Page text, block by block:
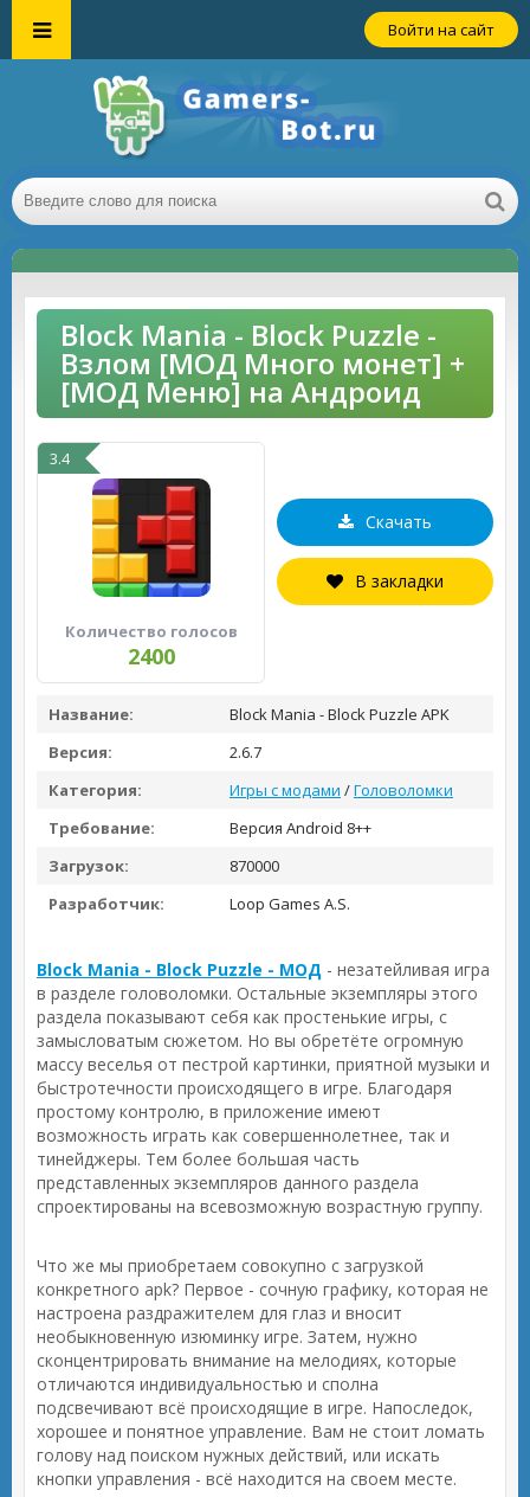
Войти на сайт
Block Mania - Block Puzzle -
Взлом [МОД Много монет] +
[МОД Меню] на Андроид
3.4
Количество голосов
2400
Скачать
В закладки
Название:
Block Mania - Block Puzzle APK
Версия:
2.6.7
Категория:
Игры с модами /Головоломки
Требование:
Версия Android 8++
Загрузок:
870000
Разработчик:
Loop Games A.S.
Block Mania - Block Puzzle - МОД - незатейливая игра
в разделе головоломки. Остальные экземпляры этого
раздела показывают себя как простенькие игры, с
замысловатым сюжетом. Но вы обретёте огромную
массу веселья от пестрой картинки, приятной музыки и
быстротечности происходящего в игре. Благодаря
простому контролю, в приложение имеют
возможность играть как совершеннолетнее, так и
тинейджеры. Тем более большая часть
представленных экземпляров данного раздела
спроектированы на всевозможную возрастную группу.
Что же мы приобретаем совокупно с загрузкой
конкретного apk? Первое - сочную графику, которая не
настроена раздражителем для глаз и вносит
необыкновенную изюминку игре. Затем, нужно
сконцентрировать внимание на мелодиях, которые
отличаются индивидуальностью и сполна
подсвечивают всё происходящие в игре. Напоследок,
хорошее и понятное управление. Вам не стоит ломать
голову над поиском нужных действий, или искать
кнопки управления - всё находится на своем месте.